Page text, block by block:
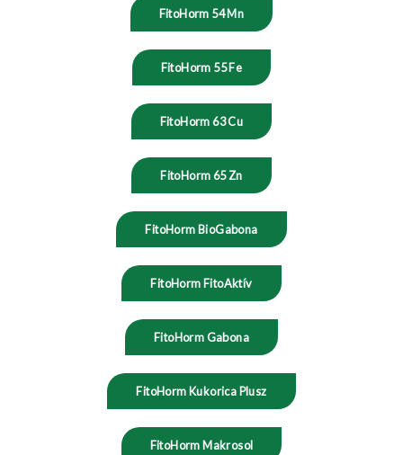
FitoHorm 54 Mn
FitoHorm 55 Fe
FitoHorm 63 Cu
FitoHorm 65 Zn
FitoHorm BioGabona
FitoHorm FitoAktív
FitoHorm Gabona
FitoHorm Kukorica Plusz
FitoHorm Makrosol